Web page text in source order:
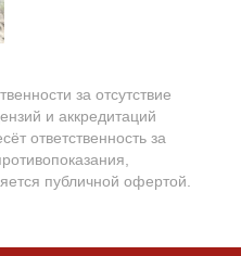
за отсутствие
и аккредитаций
ответственность за
публичной офертой.